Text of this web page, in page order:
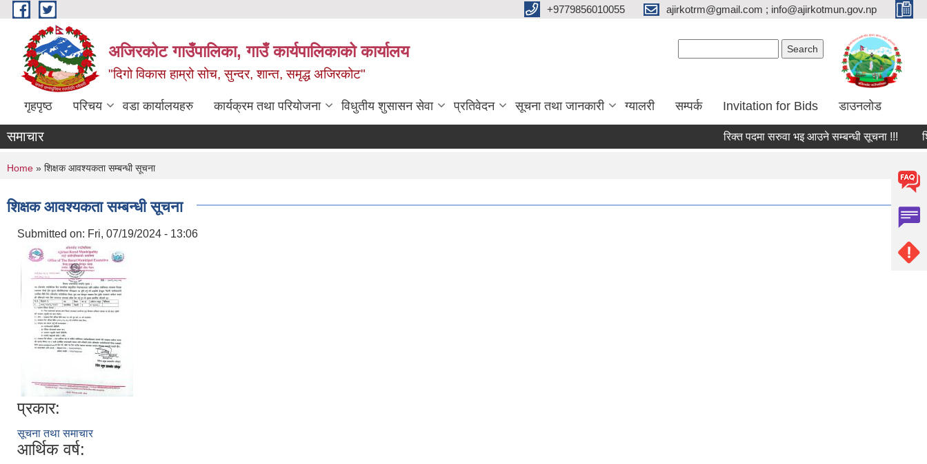
Skip to main content +9779856010055 ajirkotrm@gmail.com ; info@ajirkotmun.gov.np
अजिरकोट गाउँपालिका, गाउँ कार्यपालिकाको कार्यालय
"दिगो विकास हाम्रो सोच, सुन्दर, शान्त, समृद्ध अजिरकोट"
गृहपृष्ठ परिचय वडा कार्यालयहरु कार्यक्रम तथा परियोजना विधुतीय शुसासन सेवा प्रतिवेदन सूचना तथा जानकारी ग्यालरी सम्पर्क Invitation for Bids डाउनलोड
समाचार रिक्त पदमा सरुवा भइ आउने सम्बन्धी सूचना !!!
You are here
Home » शिक्षक आवश्यकता सम्बन्धी सूचना
शिक्षक आवश्यकता सम्बन्धी सूचना
Submitted on: Fri, 07/19/2024 - 13:06
प्रकार:
सूचना तथा समाचार
आर्थिक वर्ष: